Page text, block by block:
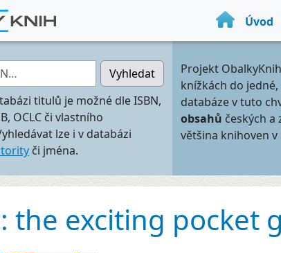
Úvod
Vyhledat
titulů je možné dle ISBN,
OCLC či vlastního
lze i v databázi
či jména.
Projekt
knížkách do
databáze v tuto
obsahů českých a
většina knihoven v
the exciting pocket